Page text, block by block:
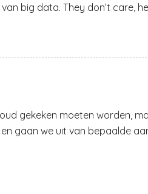
big data. They don’t care,
gekeken moeten worden,
gaan we uit van bepaalde